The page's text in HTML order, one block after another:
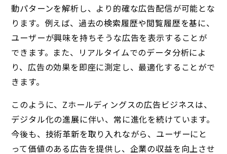
動パターンを解析し、より的確な広告配信が可能とな
ります。例えば、過去の検索履歴や閲覧履歴を基に、
ユーザーが興味を持ちそうな広告を表示することが
できます。また、リアルタイムでのデータ分析によ
り、広告の効果を即座に測定し、最適化することがで
きます。
このように、Zホールディングスの広告ビジネスは、
デジタル化の進展に伴い、常に進化を続けています。
今後も、技術革新を取り入れながら、ユーザーにと
って価値のある広告を提供し、企業の収益を向上させ